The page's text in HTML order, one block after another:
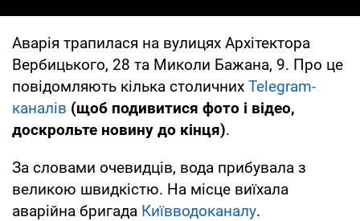
Аварія трапилася на вулицях Архітектора
Вербицького, 28 та Миколи Бажана, 9. Про це
повідомляють кілька столичних Telegram-
каналів (щоб подивитися фото і відео,
доскрольте новину до кінця).
За словами очевидців, вода прибувала з
великою швидкістю. На місце виїхала
аварійна бригада Київводоканалу.